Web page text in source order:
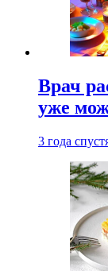
Врач
уже
3 года